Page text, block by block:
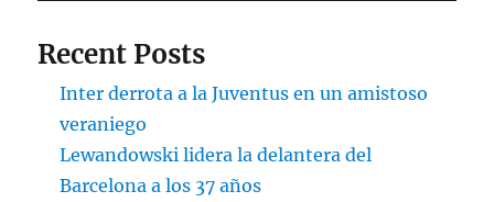
Recent Posts
Inter derrota a la Juventus en un amistoso
veraniego
Lewandowski lidera la delantera del
Barcelona a los 37 años